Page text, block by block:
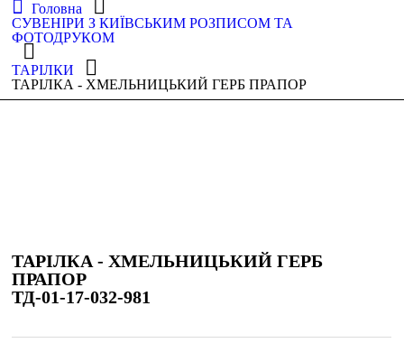
Головна
СУВЕНІРИ З КИЇВСЬКИМ РОЗПИСОМ ТА
ФОТОДРУКОМ
ТАРІЛКИ
ТАРІЛКА - ХМЕЛЬНИЦЬКИЙ ГЕРБ ПРАПОР
ТАРІЛКА - ХМЕЛЬНИЦЬКИЙ ГЕРБ
ПРАПОР
ТД-01-17-032-981